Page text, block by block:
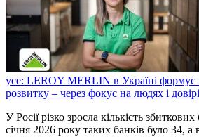
усе: LEROY MERLIN в Україні формує
розвитку – через фокус на людях і довірі
У Росії різко зросла кількість
січня 2026 року таких банків було 34,